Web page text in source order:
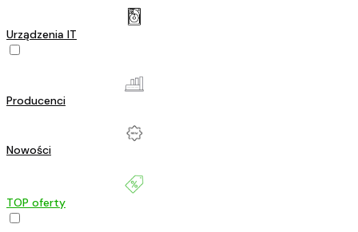
Urządzenia IT
Producenci
Nowości
TOP oferty